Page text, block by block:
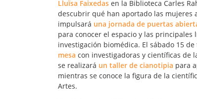
Lluïsa Faixedas en la Biblioteca Carles
descubrir qué han aportado las mujeres
impulsará una jornada de puertas
para conocer el espacio y las
investigación biomédica. El sábado 15
mesa con investigadoras y científicas de
se realizará un taller de cianotipia para
mientras se conoce la figura de la
Artes.